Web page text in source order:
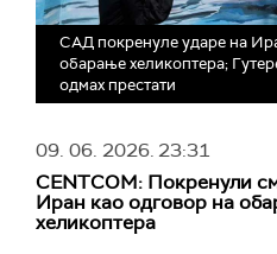
САД покренуле ударе на
обарање хеликоптера;
одмах престати
09. 06. 2026.23:31
CENTCOM: Покренули
Иран као одговор на
хеликоптера